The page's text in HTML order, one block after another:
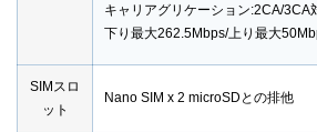
キャリアグリケーション:2CA/3CA
下り最大262.5Mbps/上り最大
SIMスロ
ット
Nano SIM x 2 microSDとの排他